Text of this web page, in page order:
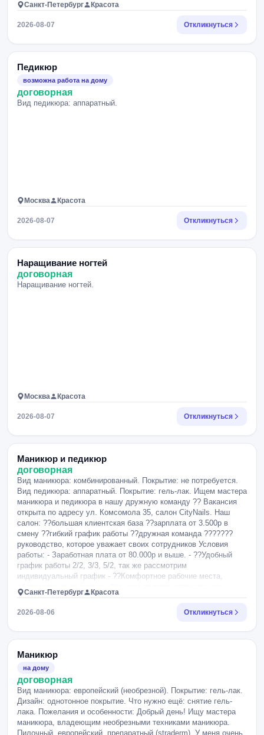
Санкт-Петербург Красота
2026-08-07 Откликнуться
Педикюр
возможна работа на дому
договорная
Вид педикюра: аппаратный.
Москва Красота
2026-08-07 Откликнуться
Наращивание ногтей
договорная
Наращивание ногтей.
Москва Красота
2026-08-07 Откликнуться
Маникюр и педикюр
договорная
Вид маникюра: комбинированный. Покрытие: не потребуется.
Вид педикюра: аппаратный. Покрытие: гель-лак. Ищем мастера
маникюра и педикюра в нашу дружную команду ?? Вакансия
открыта по адресу ул. Комсомола 35, салон CityNails. Наш
салон: ??большая клиентская база ??зарплата от 3.500р в
смену ??гибкий график работы ??дружная команда ???????
руководство, которое уважает своих сотрудников Условия
работы: - Заработная плата от 80.000р и выше. - ??Удобный
график работы 2/2, 3/3, 5/2, так же рассмотрим
индивидуальный график - ??Комфортное рабочие места,
оборудование от салона, большая палитра оттенков, все
необходимое для дизайнов. Когда мы ищем: ?? опытных
специалистов со стажем от 1 года. ?? умение выполнять
доброжелательность ?? умение поддержать разговор,
грамотная русская речь ?? пунктуальность Наша вакансия -
это то, что поможем тебе изменить жизнь! Заработай с первого
дня трудоустройства!.
Санкт-Петербург Красота
2026-08-06 Откликнуться
Маникюр
на дому
договорная
Вид маникюра: европейский (необрезной). Покрытие: гель-лак.
Дизайн: однотонное покрытие. Что нужно ещё: снятие гель-
лака. Пожелания и особенности: Добрый день! Ищу мастера
маникюра, владеющим необрезными техниками маникюра.
Пилочный, европейский, препаратный (straderm). У меня очень